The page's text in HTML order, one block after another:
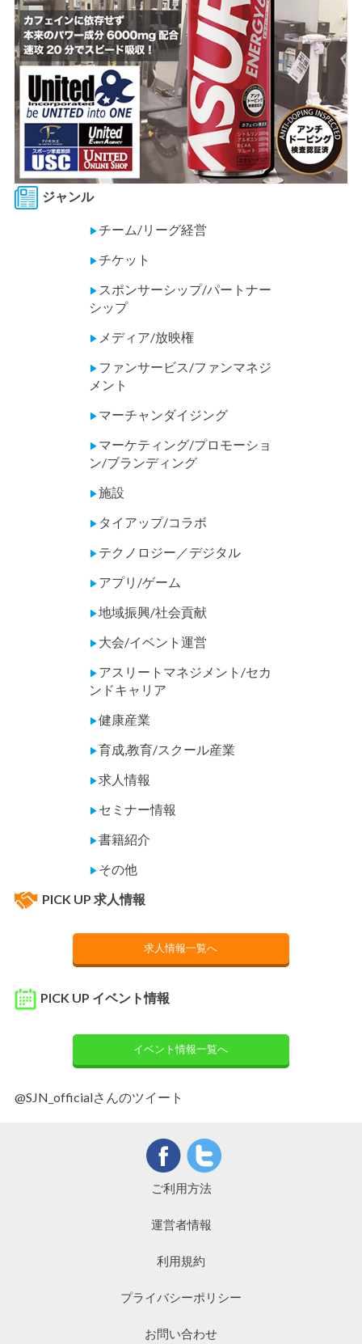
ジャンル
▶チーム/リーグ経営
▶チケット
▶ スポンサーシップ/パートナー
シップ
▶ メディア/放映権
▶ ファンサービス/ファンマネジ
メント
▶ マーチャンダイジング
▶ マーケティング/プロモーショ
ン/ブランディング
▶施設
▶ タイアップ/コラボ
▶ テクノロジー／デジタル
▶ アプリ/ゲーム
▶地域振興/社会貢献
▶ 大会/イベント運営
▶ アスリートマネジメント/セカ
ンドキャリア
▶健康産業
▶育成,教育/スクール産業
▶求人情報
▶ セミナー情報
▶書籍紹介
▶ その他
PICK UP 求人情報
求人情報一覧へ
PICK UP イベント情報
イベント情報一覧へ
@SJN_officialさんのツイート
ご利用方法
運営者情報
利用規約
プライバシーポリシー
お問い合わせ